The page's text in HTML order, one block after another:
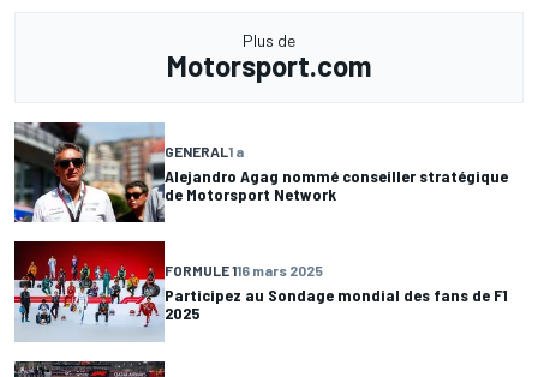
Plus de
Motorsport.com
GENERAL1 a
Alejandro Agag nommé conseiller stratégique
de Motorsport Network
FORMULE 116 mars 2025
Participez au Sondage mondial des fans de F1
2025